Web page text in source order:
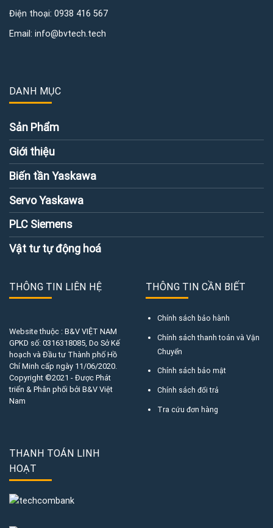
Điện thoại: 0938 416 567
Email: info@bvtech.tech
DANH MỤC
Sản Phẩm
Giới thiệu
Biến tần Yaskawa
Servo Yaskawa
PLC Siemens
Vật tư tự động hoá
THÔNG TIN LIÊN HỆ
Website thuộc : B&V VIỆT NAM
GPKD số: 0316318085, Do Sở Kế
hoạch và Đầu tư Thành phố Hồ
Chí Minh cấp ngày 11/06/2020.
Copyright ©2021 - Được Phát
triển & Phân phối bởi B&V Việt
Nam
THÔNG TIN CẦN BIẾT
Chính sách bảo hành
Chính sách thanh toán và Vận
Chuyển
Chính sách bảo mật
Chính sách đổi trả
Tra cứu đơn hàng
THANH TOÁN LINH
HOẠT